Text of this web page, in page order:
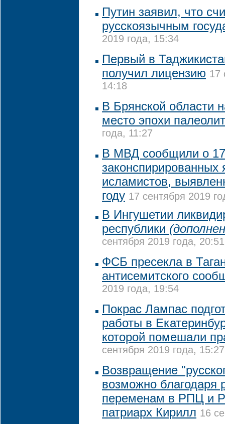
Путин заявил, что
русскоязычным
2019 года, 15:34
Первый в
получил лицензию 17
14:18
В Брянской области
место эпохи
года, 11:27
В МВД сообщили о 17
законспирированных
исламистов,
году 17 сентября 2019
В Ингушетии
республики
сентября 2019 года, 20:51
ФСБ пресекла в
антисемитского
2019 года, 19:54
Покрас Лампас
работы в
которой помешали
сентября 2019 года, 15:27
Возвращение
возможно благодаря
переменам в РПЦ и
патриарх Кирилл 16